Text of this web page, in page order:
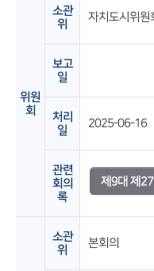
위원
회
소관
위
자치도시위원
보고
일
처리
일
2025-06-16
관련
회의
록
제9대 제
소관
위
본회의